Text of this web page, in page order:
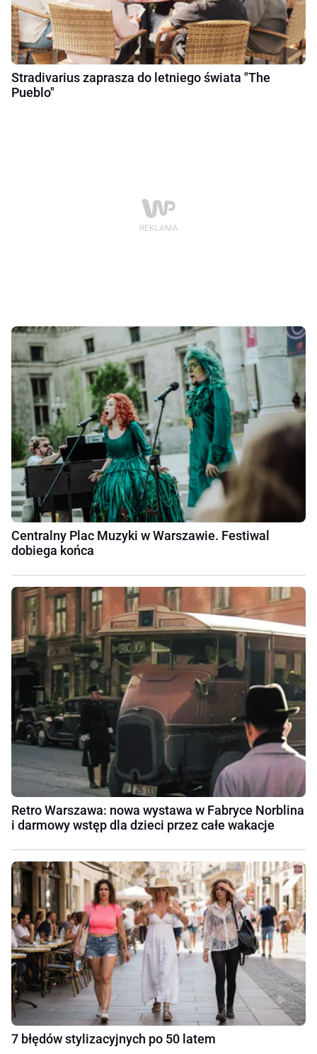
Stradivarius zaprasza do letniego świata "The
Pueblo"
Centralny Plac Muzyki w Warszawie. Festiwal
dobiega końca
Retro Warszawa: nowa wystawa w Fabryce Norblina
i darmowy wstęp dla dzieci przez całe wakacje
7 błędów stylizacyjnych po 50 latem